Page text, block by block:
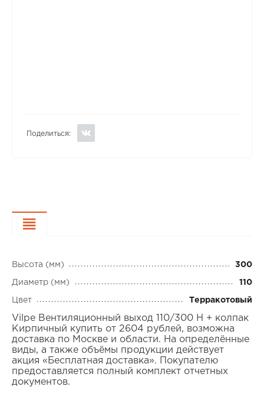
Поделиться:
Высота (мм) 300
Диаметр (мм) 110
Цвет Терракотовый
Vilpe Вентиляционный выход 110/300 Н + колпак
Кирпичный купить от 2604 рублей, возможна
доставка по Москве и области. На определённые
виды, а также объёмы продукции действует
акция «Бесплатная доставка». Покупателю
предоставляется полный комплект отчетных
документов.